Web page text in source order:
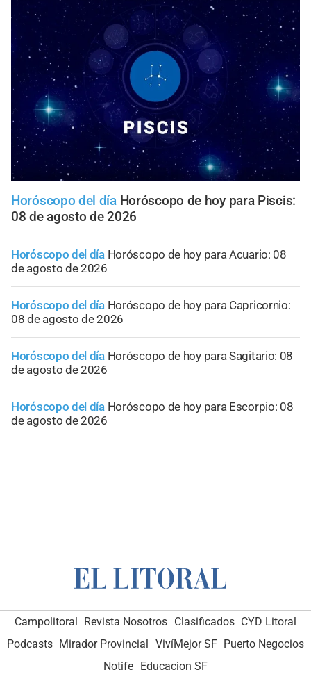
Horóscopo del día Horóscopo de hoy para Piscis:
08 de agosto de 2026
Horóscopo del día Horóscopo de hoy para Acuario: 08
de agosto de 2026
Horóscopo del día Horóscopo de hoy para Capricornio:
08 de agosto de 2026
Horóscopo del día Horóscopo de hoy para Sagitario: 08
de agosto de 2026
Horóscopo del día Horóscopo de hoy para Escorpio: 08
de agosto de 2026
Campolitoral Revista Nosotros Clasificados CYD Litoral
Podcasts Mirador Provincial VivíMejor SF Puerto Negocios
Notife
Educacion SF